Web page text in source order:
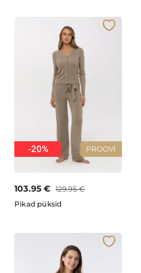
PROOVI
-20%
103.95 € 129.95 €
Pikad püksid